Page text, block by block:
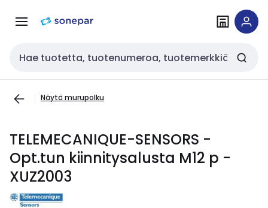
navigointiinsisältöön
Haku
Näytä murupolku
TELEMECANIQUE-SENSORS -
Opt.tun kiinnitysalusta M12 p -
XUZ2003